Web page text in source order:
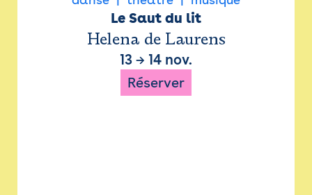
Le Saut du lit
Helena de Laurens
13 → 14 nov.
Réserver